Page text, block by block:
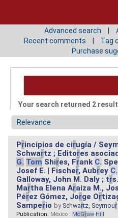
Advanced search
Recent comments
Tag
Purchase
Your search returned 2
Principios de cirugía /
Schwartz ; Editores
G. Tom Shires, Frank C.
Josef E. | Fischer, Aubrey C.
Galloway, John M. Daly ; trs.
Martha Elena Araiza M.,
Pérez Gómez, Jorge Or
Samperio by Schwartz, Seymour
Publication: México : McGraw-Hill